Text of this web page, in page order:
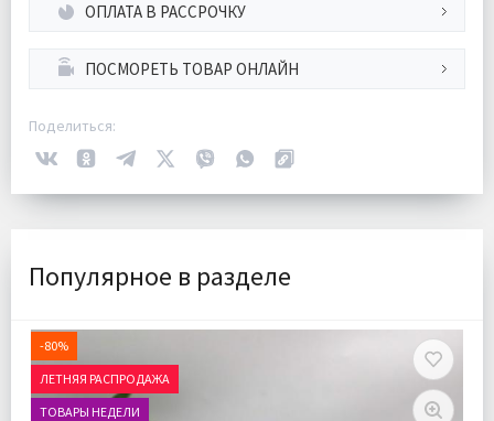
ОПЛАТА В РАССРОЧКУ
ПОСМОРЕТЬ ТОВАР ОНЛАЙН
Поделиться:
Популярное в разделе
-80%
ЛЕТНЯЯ РАСПРОДАЖА
ТОВАРЫ НЕДЕЛИ